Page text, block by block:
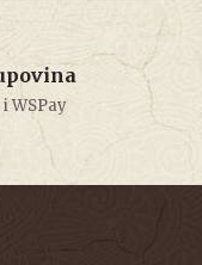
WSPay